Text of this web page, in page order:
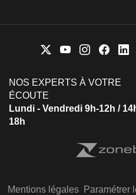
NOS EXPERTS À VOTRE
ÉCOUTE
Lundi - Vendredi 9h-12h /
18h
Mentions légales Paramétrer